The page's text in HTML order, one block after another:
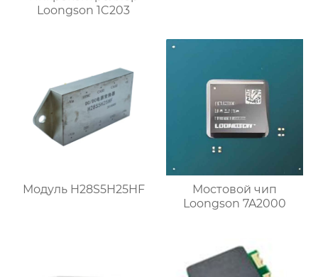
Loongson 1C203
Модуль H28S5H25HF
Мостовой чип
Loongson 7A2000